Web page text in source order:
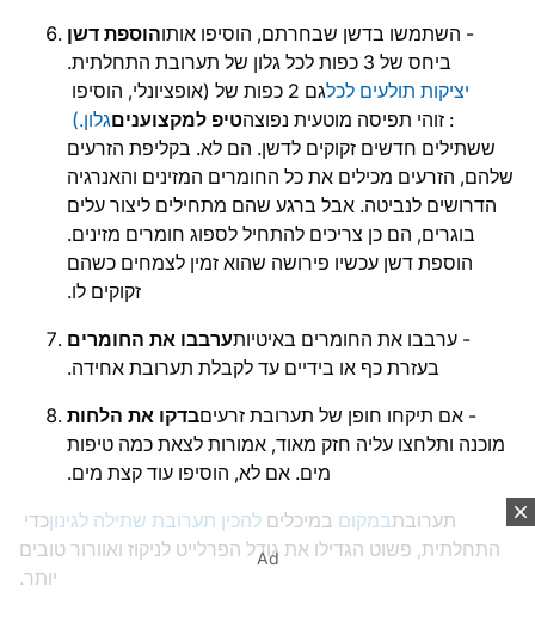
הוספת דשן- השתמשו בדשן שבחרתם, הוסיפו אותו
ביחס של 3 כפות לכל גלון של תערובת התחלתית.
(אופציונלי, הוסיפו
גם 2 כפות שליציקות תולעים לכל
גלון.)טיפ למקצוענים: זוהי תפיסה מוטעית נפוצה
ששתילים חדשים זקוקים לדשן. הם לא. בקליפת הזרעים
שלהם, הזרעים מכילים את כל החומרים המזינים והאנרגיה
הדרושים לנביטה. אבל ברגע שהם מתחילים ליצור עלים
בוגרים, הם כן צריכים להתחיל לספוג חומרים מזינים.
הוספת דשן עכשיו פירושה שהוא זמין לצמחים כשהם
זקוקים לו.
ערבבו את החומרים- ערבבו את החומרים באיטיות
בעזרת כף או בידיים עד לקבלת תערובת אחידה.
בדקו את הלחות- אם תיקחו חופן של תערובת זרעים
מוכנה ותלחצו עליה חזק מאוד, אמורות לצאת כמה טיפות
מים. אם לא, הוסיפו עוד קצת מים.
כדילהכין תערובת שתילה לגינון במיכלים במקוםתערובת
התחלתית, פשוט הגדילו את גודל הפרלייט לניקוז ואוורור טובים
יותר.
Ad